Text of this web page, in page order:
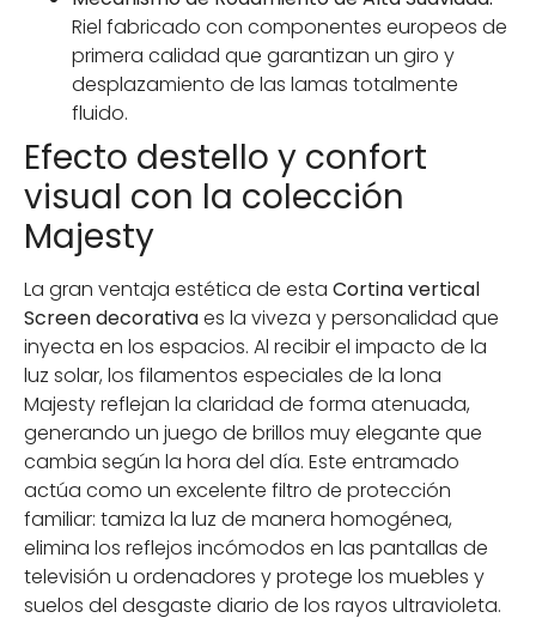
Riel fabricado con componentes europeos de
primera calidad que garantizan un giro y
desplazamiento de las lamas totalmente
fluido.
Efecto destello y confort
visual con la colección
Majesty
La gran ventaja estética de esta Cortina vertical
Screen decorativaes la viveza y personalidad que
inyecta en los espacios. Al recibir el impacto de la
luz solar, los filamentos especiales de la lona
Majesty reflejan la claridad de forma atenuada,
generando un juego de brillos muy elegante que
cambia según la hora del día. Este entramado
actúa como un excelente filtro de protección
familiar: tamiza la luz de manera homogénea,
elimina los reflejos incómodos en las pantallas de
televisión u ordenadores y protege los muebles y
suelos del desgaste diario de los rayos ultravioleta.